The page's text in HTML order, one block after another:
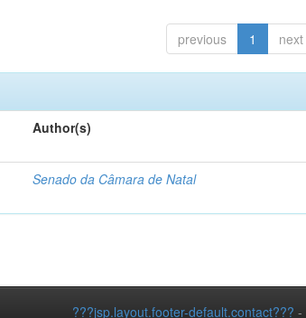
previous 1 next
Author(s)
Senado da Câmara de Natal
???jsp.layout.footer-default.contact??? -